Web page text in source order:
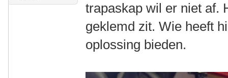
trapaskap wil er niet af.
geklemd zit. Wie heeft
oplossing bieden.